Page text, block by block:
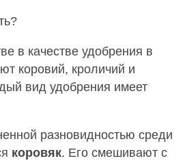
в качестве удобрения в
коровий, кроличий и
вид удобрения имеет
разновидностью среди
коровяк. Его смешивают с